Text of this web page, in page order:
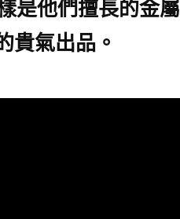
是他們擅長的金屬
貴氣出品。